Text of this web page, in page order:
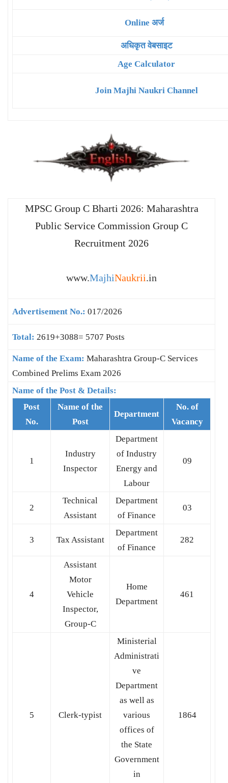
Online अर्ज
अधिकृत वेबसाइट
Age Calculator
Join Majhi Naukri Channel
MPSC Group C Bharti 2026: Maharashtra
Public Service Commission Group C
Recruitment 2026
www.MajhiNaukrii.in
Advertisement No.: 017/2026
Total: 2619+3088= 5707 Posts
Name of the Exam: Maharashtra Group-C Services
Combined Prelims Exam 2026
Name of the Post & Details:
Post
No.
Name of the
Post
Department
No. of
Vacancy
1
Industry
Inspector
Department
of Industry
Energy and
Labour
09
2
Technical
Assistant
Department
of Finance
03
3 Tax Assistant
Department
of Finance
282
4
Assistant
Motor
Vehicle
Inspector,
Group-C
Home
Department
461
5 Clerk-typist
Ministerial
Administrati
ve
Department
as well as
various
offices of
the State
Government
in
1864